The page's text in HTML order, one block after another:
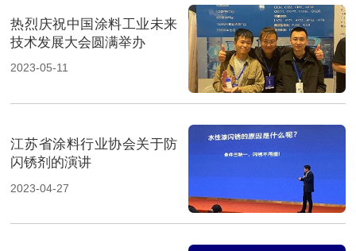
热烈庆祝中国涂料工业未来
技术发展大会圆满举办
2023-05-11
江苏省涂料行业协会关于防
闪锈剂的演讲
2023-04-27